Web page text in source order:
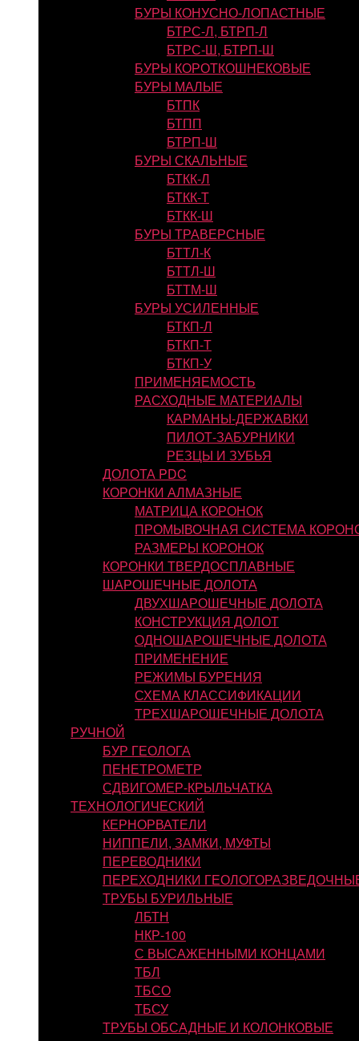
БУРЫ КОНУСНО-ЛОПАСТНЫЕ
БТРС-Л, БТРП-Л
БТРС-Ш, БТРП-Ш
БУРЫ КОРОТКОШНЕКОВЫЕ
БУРЫ МАЛЫЕ
БТПК
БТПП
БТРП-Ш
БУРЫ СКАЛЬНЫЕ
БТКК-Л
БТКК-Т
БТКК-Ш
БУРЫ ТРАВЕРСНЫЕ
БТТЛ-К
БТТЛ-Ш
БТТМ-Ш
БУРЫ УСИЛЕННЫЕ
БТКП-Л
БТКП-Т
БТКП-У
ПРИМЕНЯЕМОСТЬ
РАСХОДНЫЕ МАТЕРИАЛЫ
КАРМАНЫ-ДЕРЖАВКИ
ПИЛОТ-ЗАБУРНИКИ
РЕЗЦЫ И ЗУБЬЯ
ДОЛОТА PDC
КОРОНКИ АЛМАЗНЫЕ
МАТРИЦА КОРОНОК
ПРОМЫВОЧНАЯ СИСТЕМА
РАЗМЕРЫ КОРОНОК
КОРОНКИ ТВЕРДОСПЛАВНЫЕ
ШАРОШЕЧНЫЕ ДОЛОТА
ДВУХШАРОШЕЧНЫЕ ДОЛОТА
КОНСТРУКЦИЯ ДОЛОТ
ОДНОШАРОШЕЧНЫЕ ДОЛОТА
ПРИМЕНЕНИЕ
РЕЖИМЫ БУРЕНИЯ
СХЕМА КЛАССИФИКАЦИИ
ТРЕХШАРОШЕЧНЫЕ ДОЛОТА
РУЧНОЙ
БУР ГЕОЛОГА
ПЕНЕТРОМЕТР
СДВИГОМЕР-КРЫЛЬЧАТКА
ТЕХНОЛОГИЧЕСКИЙ
КЕРНОРВАТЕЛИ
НИППЕЛИ, ЗАМКИ, МУФТЫ
ПЕРЕВОДНИКИ
ПЕРЕХОДНИКИ
ТРУБЫ БУРИЛЬНЫЕ
ЛБТН
НКР-100
С ВЫСАЖЕННЫМИ КОНЦАМИ
ТБЛ
ТБСО
ТБСУ
ТРУБЫ ОБСАДНЫЕ И КОЛОНКОВЫЕ